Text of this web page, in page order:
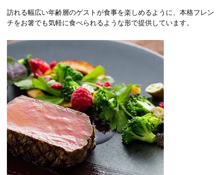
訪れる幅広い年齢層のゲストが食事を楽しめるように、本格フレン
チをお箸でも気軽に食べられるような形で提供しています。